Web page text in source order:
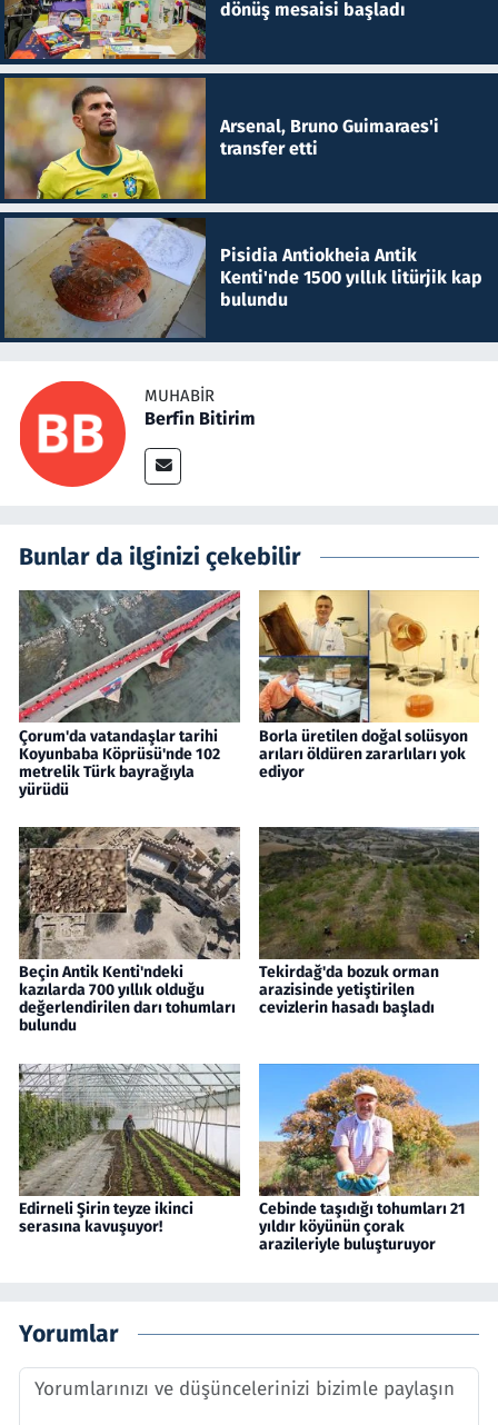
dönüş mesaisi başladı
Arsenal, Bruno Guimaraes'i
transfer etti
Pisidia Antiokheia Antik
Kenti'nde 1500 yıllık litürjik kap
bulundu
MUHABIR
Berfin Bitirim
Bunlar da ilginizi çekebilir
Çorum'da vatandaşlar tarihi
Koyunbaba Köprüsü'nde 102
metrelik Türk bayrağıyla
yürüdü
Borla üretilen doğal solüsyon
arıları öldüren zararlıları yok
ediyor
Beçin Antik Kenti'ndeki
kazılarda 700 yıllık olduğu
değerlendirilen darı tohumları
bulundu
Tekirdağ'da bozuk orman
arazisinde yetiştirilen
cevizlerin hasadı başladı
Edirneli Şirin teyze ikinci
serasına kavuşuyor!
Cebinde taşıdığı tohumları 21
yıldır köyünün çorak
arazileriyle buluşturuyor
Yorumlar